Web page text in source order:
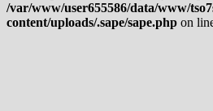
/var/www/user655586/data/www/
content/uploads/.sape/sape.php on